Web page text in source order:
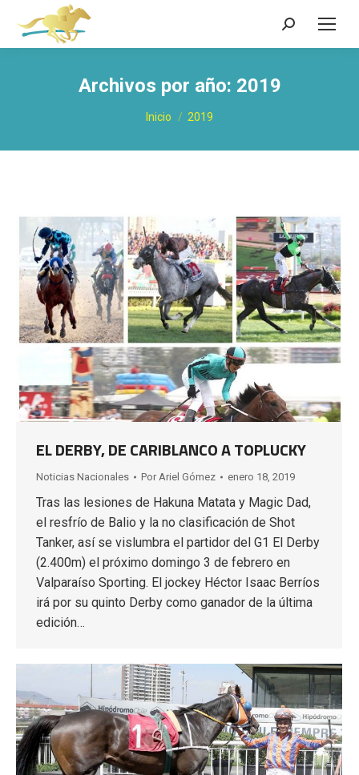
Buscar:
Archivos por año: 2019
Estás aquí:
Inicio 2019
EL DERBY, DE CARIBLANCO A TOPLUCKY
Noticias Nacionales Por Ariel Gómez enero 18, 2019
Tras las lesiones de Hakuna Matata y Magic Dad,
el resfrío de Balio y la no clasificación de Shot
Tanker, así se vislumbra el partidor del G1 El Derby
(2.400m) el próximo domingo 3 de febrero en
Valparaíso Sporting. El jockey Héctor Isaac Berríos
irá por su quinto Derby como ganador de la última
edición…